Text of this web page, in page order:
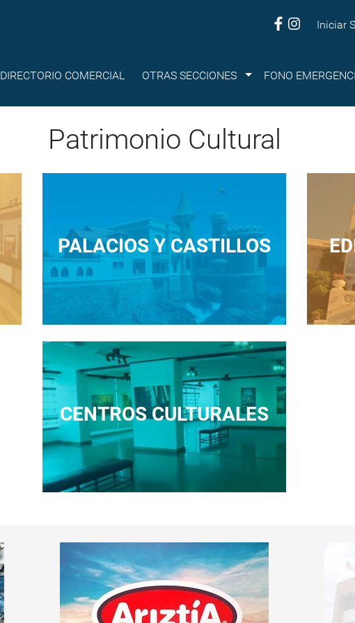
Iniciar
DIRECTORIO COMERCIAL OTRAS SECCIONES Submenu
FONO
Patrimonio Cultural
PALACIOS Y CASTILLOS
CENTROS CULTURALES